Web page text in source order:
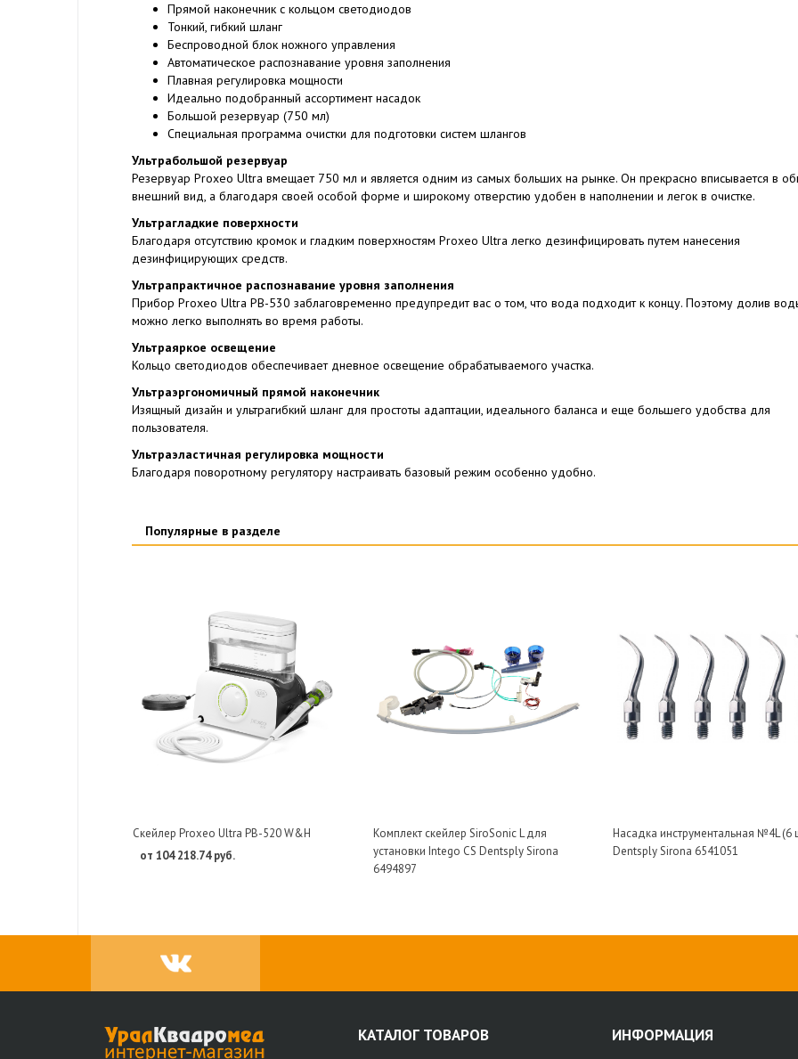
Прямой наконечник с кольцом светодиодов
Тонкий, гибкий шланг
Беспроводной блок ножного управления
Автоматическое распознавание уровня заполнения
Плавная регулировка мощности
Идеально подобранный ассортимент насадок
Большой резервуар (750 мл)
Специальная программа очистки для подготовки систем шлангов
Ультрабольшой резервуар
Резервуар Proxeo Ultra вмещает 750 мл и является одним из самых больших на рынке. Он прекрасно вписывается в
внешний вид, а благодаря своей особой форме и широкому отверстию удобен в наполнении и легок в очистке.
Ультрагладкие поверхности
Благодаря отсутствию кромок и гладким поверхностям Proxeo Ultra легко дезинфицировать путем нанесения
дезинфицирующих средств.
Ультрапрактичное распознавание уровня заполнения
Прибор Proxeo Ultra PB-530 заблаговременно предупредит вас о том, что вода подходит к концу. Поэтому долив
можно легко выполнять во время работы.
Ультраяркое освещение
Кольцо светодиодов обеспечивает дневное освещение обрабатываемого участка.
Ультраэргономичный прямой наконечник
Изящный дизайн и ультрагибкий шланг для простоты адаптации, идеального баланса и еще большего удобства для
пользователя.
Ультраэластичная регулировка мощности
Благодаря поворотному регулятору настраивать базовый режим особенно удобно.
Популярные в разделе
Скейлер Proxeo Ultra PB-520 W&H
от 104 218.74 руб.
Комплект скейлер SiroSonic L для
установки Intego CS Dentsply Sirona
6494897
Насадка инструментальная №4L (6
Dentsply Sirona 6541051
ИНФОРМАЦИЯ
КАТАЛОГ ТОВАРОВ